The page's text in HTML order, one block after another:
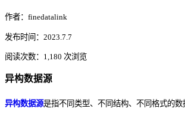
作者：finedatalink
发布时间：2023.7.7
阅读次数：1,180 次浏览
异构数据源
异构数据源是指不同类型、不同结构、不同格式的